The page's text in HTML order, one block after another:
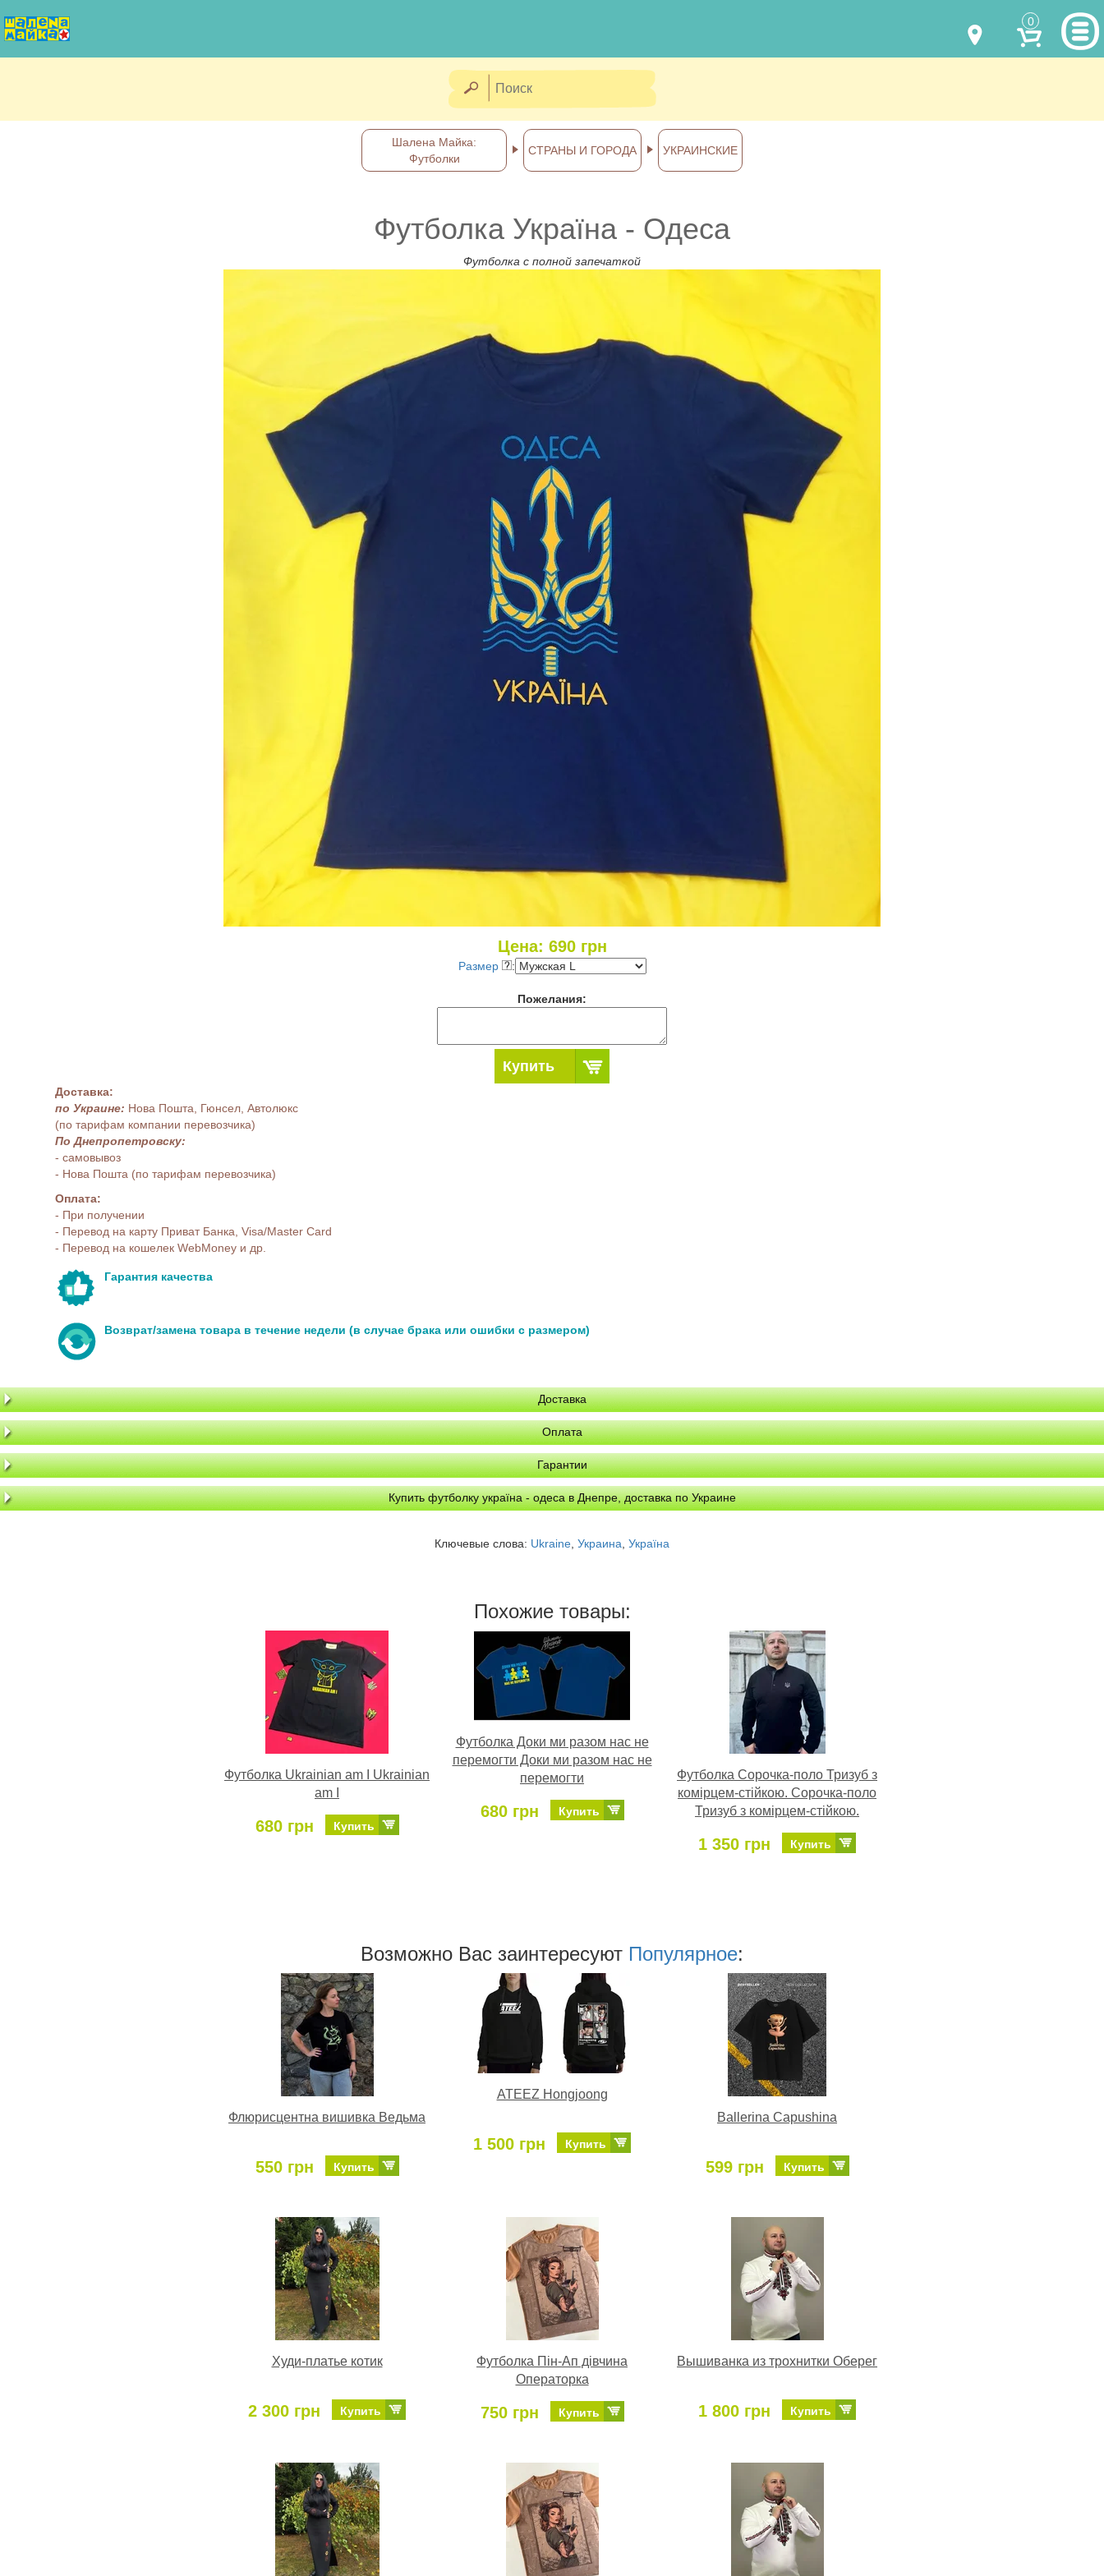
0
Отправка по Украине каждый день
Шалена Майка:
Футболки
СТРАНЫ И ГОРОДА УКРАИНСКИЕ
Футболка Україна - Одеса
Футболка с полной запечаткой
Цена: 690грн
Размер :
Пожелания:
Купить
Доставка:
по Украине: Нова Пошта, Гюнсел, Автолюкс
(по тарифам компании перевозчика)
По Днепропетровску:
- самовывоз
- Нова Пошта (по тарифам перевозчика)
Оплата:
- При получении
- Перевод на карту Приват Банка, Visa/Master Card
- Перевод на кошелек WebMoney и др.
Гарантия качества
Возврат/замена товара в течение недели (в случае брака или ошибки с размером)
Доставка
Оплата
Гарантии
Купить футболку україна - одеса в Днепре, доставка по Украине
Ключевые слова: Ukraine Украина Україна
Похожие товары:
Футболка Ukrainian am I Ukrainian
am I
680 грн Купить
Футболка Доки ми разом нас не
перемогти Доки ми разом нас не
перемогти
680 грн Купить
Футболка Сорочка-поло Тризуб з
комірцем-стійкою. Сорочка-поло
Тризуб з комірцем-стійкою.
1 350 грн Купить
Возможно Ваc заинтересуют Популярное:
Флюрисцентна вишивка Ведьма
550 грн Купить
ATEEZ Hongjoong
1 500 грн Купить
Ballerina Capushina
599 грн Купить
Худи-платье котик
2 300 грн Купить
Футболка Пін-Ап дівчина
Операторка
750 грн Купить
Вышиванка из трохнитки Оберег
1 800 грн Купить